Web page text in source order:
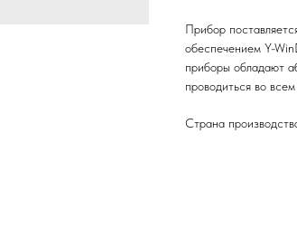
Прибор
обеспечением Y-
приборы обладают
проводиться во
Страна